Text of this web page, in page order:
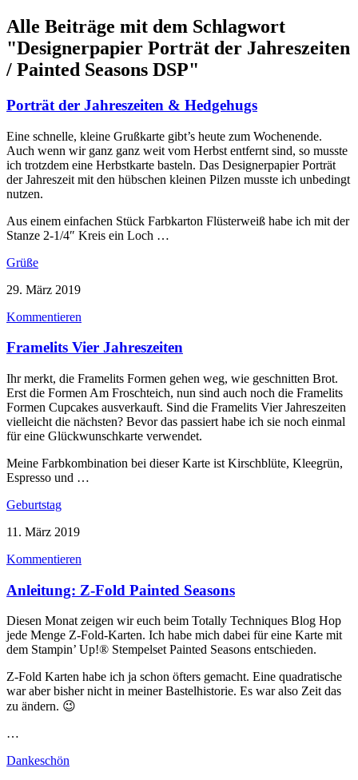
Alle Beiträge mit dem Schlagwort
"Designerpapier Porträt der Jahreszeiten
/ Painted Seasons DSP"
Porträt der Jahreszeiten & Hedgehugs
Eine schnelle, kleine Grußkarte gibt’s heute zum Wochenende.
Auch wenn wir ganz ganz weit vom Herbst entfernt sind, so musste
ich trotzdem eine Herbstkarte basteln. Das Designerpapier Porträt
der Jahreszeit mit den hübschen kleinen Pilzen musste ich unbedingt
nutzen.
Aus einem einfachen Stück Farbkarton Flüsterweiß habe ich mit der
Stanze 2-1/4″ Kreis ein Loch …
Grüße
29. März 2019
Kommentieren
Framelits Vier Jahreszeiten
Ihr merkt, die Framelits Formen gehen weg, wie geschnitten Brot.
Erst die Formen Am Froschteich, nun sind auch noch die Framelits
Formen Cupcakes ausverkauft. Sind die Framelits Vier Jahreszeiten
vielleicht die nächsten? Bevor das passiert habe ich sie noch einmal
für eine Glückwunschkarte verwendet.
Meine Farbkombination bei dieser Karte ist Kirschblüte, Kleegrün,
Espresso und …
Geburtstag
11. März 2019
Kommentieren
Anleitung: Z-Fold Painted Seasons
Diesen Monat zeigen wir euch beim Totally Techniques Blog Hop
jede Menge Z-Fold-Karten. Ich habe mich dabei für eine Karte mit
dem Stampin’ Up!® Stempelset Painted Seasons entschieden.
Z-Fold Karten habe ich ja schon öfters gemacht. Eine quadratische
war aber bisher nicht in meiner Bastelhistorie. Es war also Zeit das
zu ändern. 😉
…
Dankeschön